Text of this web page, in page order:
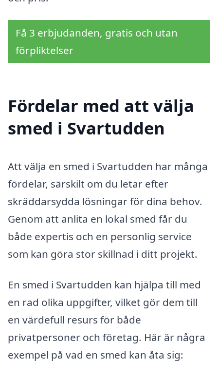
Få 3 erbjudanden, gratis och utan
förpliktelser
Fördelar med att välja
smed i Svartudden
Att välja en smed i Svartudden har många
fördelar, särskilt om du letar efter
skräddarsydda lösningar för dina behov.
Genom att anlita en lokal smed får du
både expertis och en personlig service
som kan göra stor skillnad i ditt projekt.
En smed i Svartudden kan hjälpa till med
en rad olika uppgifter, vilket gör dem till
en värdefull resurs för både
privatpersoner och företag. Här är några
exempel på vad en smed kan åta sig: